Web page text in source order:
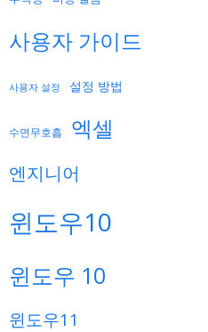
사용자 가이드
사용자 설정 설정 방법
수면무호흡 엑셀
엔지니어
윈도우10
윈도우 10
윈도우11